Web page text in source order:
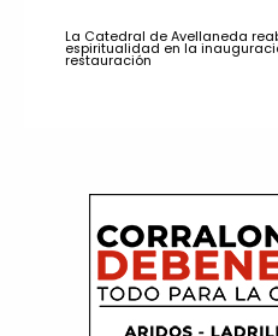
La Catedral de Avellaneda
espiritualidad en la
restauración